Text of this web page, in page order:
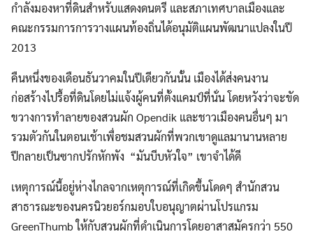
กำลังมองหาที่ดินสำหรับแสดงดนตรี และสภาเทศบาลเมืองและ
คณะกรรมการการวางแผนท้องถิ่นได้อนุมัติแผนพัฒนาแปลงในปี
2013
คืนหนึ่งของเดือนธันวาคมในปีเดียวกันนั้น เมืองได้ส่งคนงาน
ก่อสร้างไปรื้อที่ดินโดยไม่แจ้งผู้คนที่ตั้งแคมป์ที่นั่น โดยหวังว่าจะขัด
ขวางการทำลายของสวนผัก Opendik และชาวเมืองคนอื่นๆ มา
รวมตัวกันในตอนเช้าเพื่อชมสวนผักที่พวกเขาดูแลมานานหลาย
ปีกลายเป็นซากปรักหักพัง “มันบีบหัวใจ” เขาจำได้ดี
เหตุการณ์นี้อยู่ห่างไกลจากเหตุการณ์ที่เกิดขึ้นโดดๆ สำนักสวน
สาธารณะของนครนิวยอร์กมอบใบอนุญาตผ่านโปรแกรม
GreenThumb ให้กับสวนผักที่ดำเนินการโดยอาสาสมัครกว่า 550